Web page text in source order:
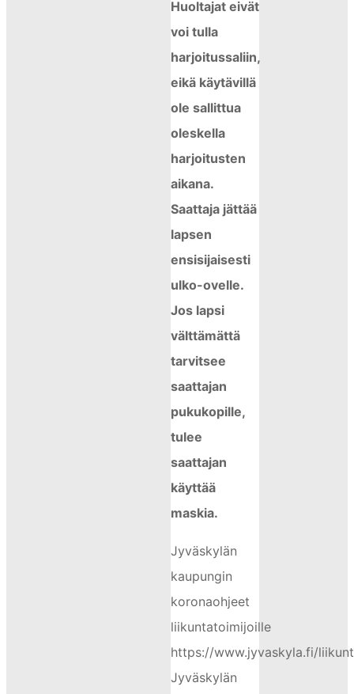
Huoltajat eivät
voi tulla
harjoitussaliin,
eikä käytävillä
ole sallittua
oleskella
harjoitusten
aikana.
Saattaja jättää
lapsen
ensisijaisesti
ulko-ovelle.
Jos lapsi
välttämättä
tarvitsee
saattajan
pukukopille,
tulee
saattajan
käyttää
maskia.
Jyväskylän
kaupungin
koronaohjeet
liikuntatoimijoille
https://www.jyvaskyla.fi/
Jyväskylän